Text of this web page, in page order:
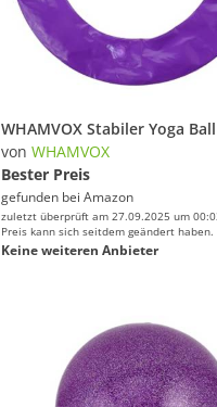
von WHAMVOX
Bester Preis
gefunden bei Amazon
zuletzt überprüft am 27.09.2025 um
Preis kann sich seitdem geändert haben.
Keine weiteren Anbieter